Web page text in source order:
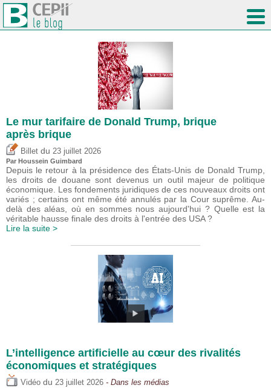
Le mur tarifaire de Donald Trump, brique
après brique
Billet du 23 juillet 2026
Par Houssein Guimbard
Depuis le retour à la présidence des États-Unis de Donald Trump,
les droits de douane sont devenus un outil majeur de politique
économique. Les fondements juridiques de ces nouveaux droits ont
variés ; certains ont même été annulés par la Cour suprême. Au-
delà des aléas, où en sommes nous aujourd'hui ? Quelle est la
véritable hausse finale des droits à l'entrée des USA ?
Lire la suite >
L’intelligence artificielle au cœur des rivalités
économiques et stratégiques
Vidéo du 23 juillet 2026 - Dans les médias